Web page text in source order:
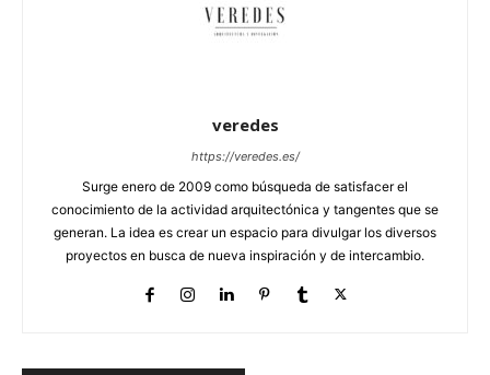
veredes
https://veredes.es/
Surge enero de 2009 como búsqueda de satisfacer el
conocimiento de la actividad arquitectónica y tangentes que se
generan. La idea es crear un espacio para divulgar los diversos
proyectos en busca de nueva inspiración y de intercambio.